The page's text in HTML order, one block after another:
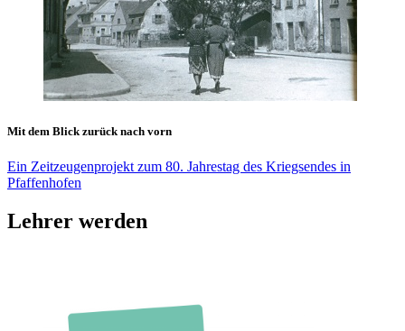
Mit dem Blick zurück nach vorn
Ein Zeitzeugenprojekt zum 80. Jahrestag des Kriegsendes in
Pfaffenhofen
Lehrer werden